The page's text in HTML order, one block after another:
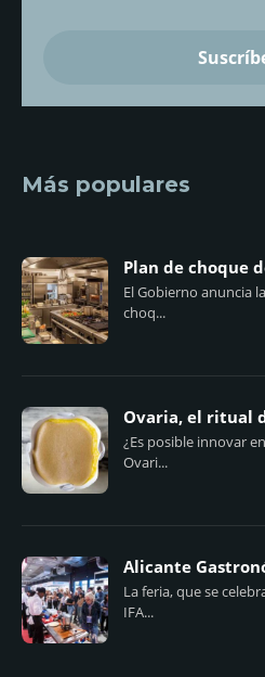
Más populares
Plan de choque
El Gobierno anuncia
choq...
Ovaria, el ritual
¿Es posible innovar
Ovari...
Alicante
La feria, que se
IFA...